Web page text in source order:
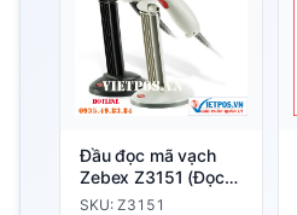
Đầu đọc mã vạch
Zebex Z3151 (Đọc
được mã 2D PDF
SKU: Z3151